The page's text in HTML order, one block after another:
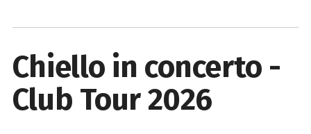
Chiello in concerto -
Club Tour 2026